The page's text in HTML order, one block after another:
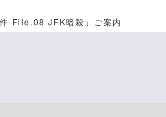
件 File.08 JFK暗殺」ご案内